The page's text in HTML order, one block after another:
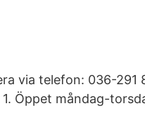
via telefon: 036-291
Öppet måndag-